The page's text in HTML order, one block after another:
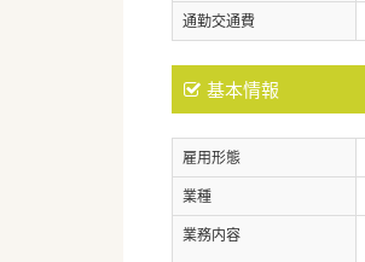
通勤交通費
基本情報
雇用形態
業種
業務内容